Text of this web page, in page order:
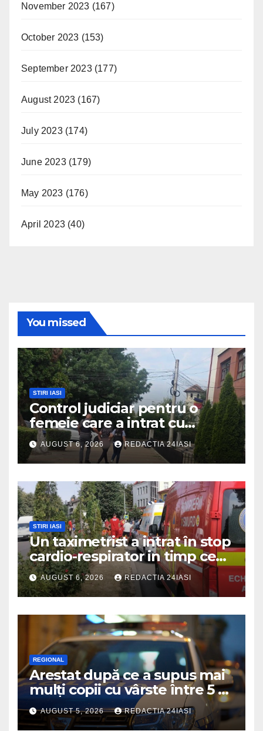
November 2023 (167)
October 2023 (153)
September 2023(177)
August 2023 (167)
July 2023(174)
June 2023(179)
May 2023 (176)
April 2023 (40)
You missed
STIRI IASI
Control judiciar pentru o
femeie care a intrat cu
mașina într-o turmă de oi
AUGUST 6, 2026 REDACTIA 24IASI
STIRI IASI
Un taximetrist a intrat în stop
cardio-respirator in timp ce
se afla la volan
AUGUST 6, 2026 REDACTIA 24IASI
REGIONAL
Arestat după ce a supus mai
mulți copii cu vârste între 5 și
16 ani unor orori de
neimaginat
AUGUST 5, 2026 REDACTIA 24IASI